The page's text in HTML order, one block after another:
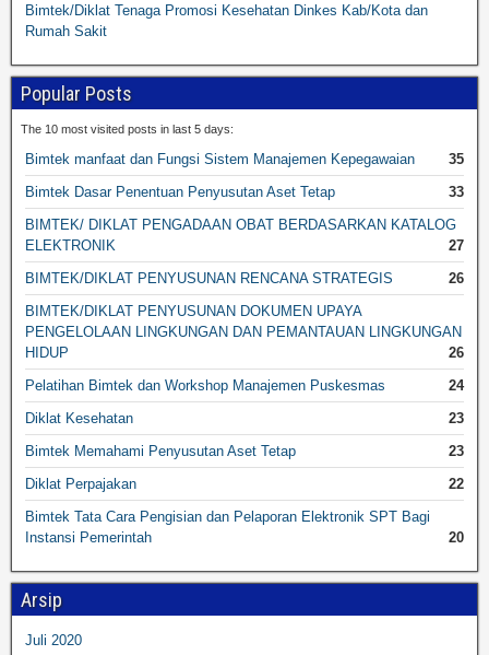
Bimtek/Diklat Tenaga Promosi Kesehatan Dinkes Kab/Kota dan
Rumah Sakit
Popular Posts
The 10 most visited posts in last 5 days:
Bimtek manfaat dan Fungsi Sistem Manajemen Kepegawaian
35
Bimtek Dasar Penentuan Penyusutan Aset Tetap
33
BIMTEK/ DIKLAT PENGADAAN OBAT BERDASARKAN KATALOG
ELEKTRONIK
27
BIMTEK/DIKLAT PENYUSUNAN RENCANA STRATEGIS
26
BIMTEK/DIKLAT PENYUSUNAN DOKUMEN UPAYA
PENGELOLAAN LINGKUNGAN DAN PEMANTAUAN LINGKUNGAN
HIDUP
26
Pelatihan Bimtek dan Workshop Manajemen Puskesmas
24
Diklat Kesehatan
23
Bimtek Memahami Penyusutan Aset Tetap
23
Diklat Perpajakan
22
Bimtek Tata Cara Pengisian dan Pelaporan Elektronik SPT Bagi
Instansi Pemerintah
20
Arsip
Juli 2020